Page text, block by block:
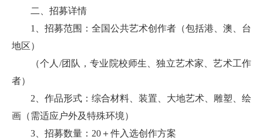
二、招募详情
1、招募范围：全国公共艺术创作者（包括港、澳、台
地区）
（个人/团队，专业院校师生、独立艺术家、艺术工作
者）
2、作品形式：综合材料、装置、大地艺术、雕塑、绘
画（需适应户外及特殊环境）
3、招募数量：20＋件入选创作方案